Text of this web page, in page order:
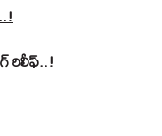
రిలీఫ్..!